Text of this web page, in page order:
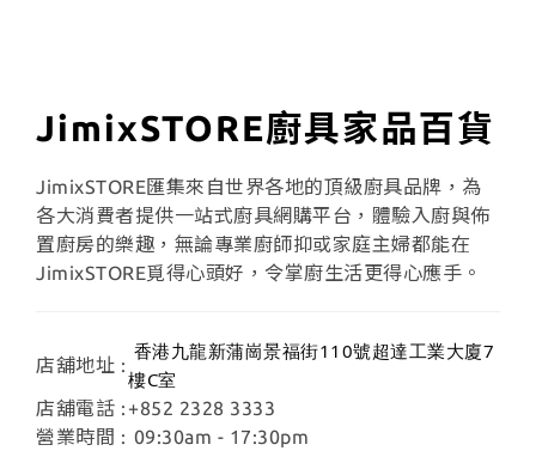
JimixSTORE廚具家品百貨
JimixSTORE匯集來自世界各地的頂級廚具品牌，為
各大消費者提供一站式廚具網購平台，體驗入廚與佈
置廚房的樂趣，無論專業廚師抑或家庭主婦都能在
JimixSTORE覓得心頭好，令掌廚生活更得心應手。
店舖地址 :
香港九龍新蒲崗景福街110號超達工業大廈7
樓C室
店舖電話 :+852 2328 3333
營業時間 : 09:30am - 17:30pm